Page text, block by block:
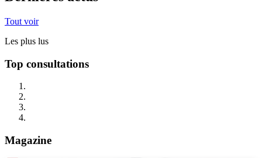
Tout voir
Les plus lus
Top consultations
Magazine